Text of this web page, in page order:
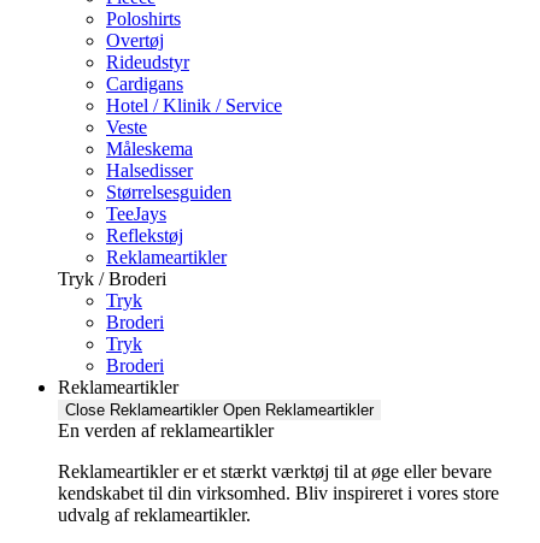
Poloshirts
Overtøj
Rideudstyr
Cardigans
Hotel / Klinik / Service
Veste
Måleskema
Halsedisser
Størrelsesguiden
TeeJays
Reflekstøj
Reklameartikler
Tryk / Broderi
Tryk
Broderi
Tryk
Broderi
Reklameartikler
Close Reklameartikler Open Reklameartikler
En verden af reklameartikler ​
Reklameartikler er et stærkt værktøj til at øge eller bevare
kendskabet til din virksomhed. Bliv inspireret i vores store
udvalg af reklameartikler.